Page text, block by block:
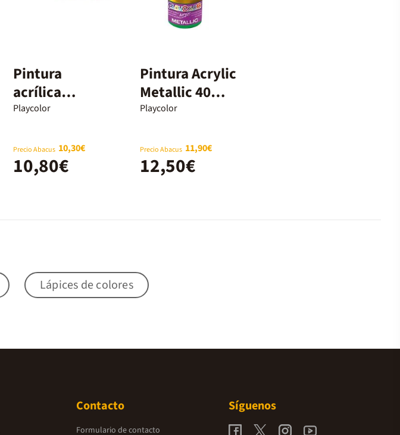
Pintura
acrílica
Playcolor
colores
Playcolor
Precio Abacus 10,30€
10,80€
Pintura Acrylic
Metallic 40ml
6 colores
Playcolor
Precio Abacus 11,90€
12,50€
Lápices de colores
Contacto
Formulario de contacto
Síguenos